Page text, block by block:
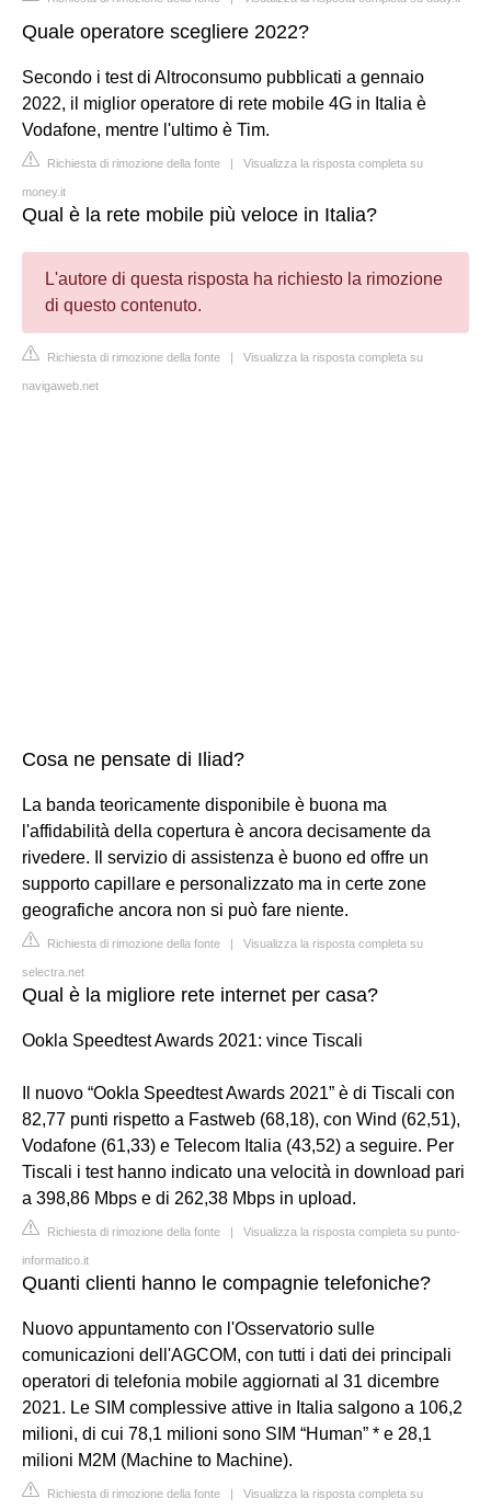
Quale operatore scegliere 2022?
Secondo i test di Altroconsumo pubblicati a gennaio
2022, il miglior operatore di rete mobile 4G in Italia è
Vodafone, mentre l'ultimo è Tim.
Richiesta di rimozione della fonte | Visualizza la risposta completa su
money.it
Qual è la rete mobile più veloce in Italia?
L'autore di questa risposta ha richiesto la rimozione
di questo contenuto.
Richiesta di rimozione della fonte | Visualizza la risposta completa su
navigaweb.net
Cosa ne pensate di Iliad?
La banda teoricamente disponibile è buona ma
l'affidabilità della copertura è ancora decisamente da
rivedere. Il servizio di assistenza è buono ed offre un
supporto capillare e personalizzato ma in certe zone
geografiche ancora non si può fare niente.
Richiesta di rimozione della fonte | Visualizza la risposta completa su
selectra.net
Qual è la migliore rete internet per casa?
Ookla Speedtest Awards 2021: vince Tiscali
Il nuovo “Ookla Speedtest Awards 2021” è di Tiscali con
82,77 punti rispetto a Fastweb (68,18), con Wind (62,51),
Vodafone (61,33) e Telecom Italia (43,52) a seguire. Per
Tiscali i test hanno indicato una velocità in download pari
a 398,86 Mbps e di 262,38 Mbps in upload.
Richiesta di rimozione della fonte | Visualizza la risposta completa su punto-
informatico.it
Quanti clienti hanno le compagnie telefoniche?
Nuovo appuntamento con l'Osservatorio sulle
comunicazioni dell'AGCOM, con tutti i dati dei principali
operatori di telefonia mobile aggiornati al 31 dicembre
2021. Le SIM complessive attive in Italia salgono a 106,2
milioni, di cui 78,1 milioni sono SIM “Human” * e 28,1
milioni M2M (Machine to Machine).
Richiesta di rimozione della fonte | Visualizza la risposta completa su